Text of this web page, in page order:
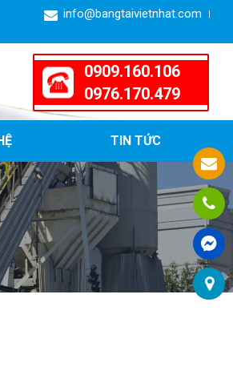
info@bangtaivietnhat.com
0909.160.106
0976.170.479
TIN TỨC